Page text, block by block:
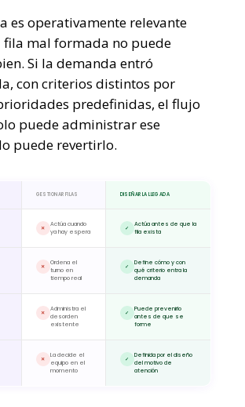
es operativamente relevante
mal formada no puede
Si la demanda entró
con criterios distintos por
predefinidas, el flujo
puede administrar ese
puede revertirlo.
GESTIONAR FILAS DISEÑAR LA LLEGADA
✕
Actúa cuando
ya hay espera
✓
Actúa antes de que la
fila exista
✕
Ordena el
turno en
tiempo real
✓
Define cómo y con
qué criterio entra la
demanda
✕
Administra el
desorden
existente
✓
Puede prevenirlo
antes de que se
forme
✕
La decide el
equipo en el
momento
✓
Definida por el diseño
del motivo de
atención